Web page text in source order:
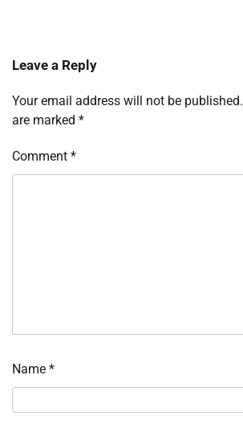
Leave a Reply
Your email address will not be published.
are marked *
Comment *
Name *